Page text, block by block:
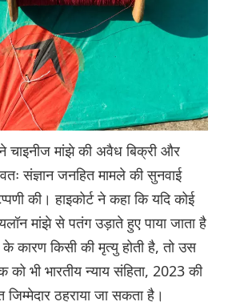
चाइनीज मांझे की अवैध बिक्री और
संज्ञान जनहित मामले की सुनवाई
की। हाइकोर्ट ने कहा कि यदि कोई
मांझे से पतंग उड़ाते हुए पाया जाता है
कारण किसी की मृत्यु होती है, तो उस
को भी भारतीय न्याय संहिता, 2023 की
ठहराया जा सकता है।